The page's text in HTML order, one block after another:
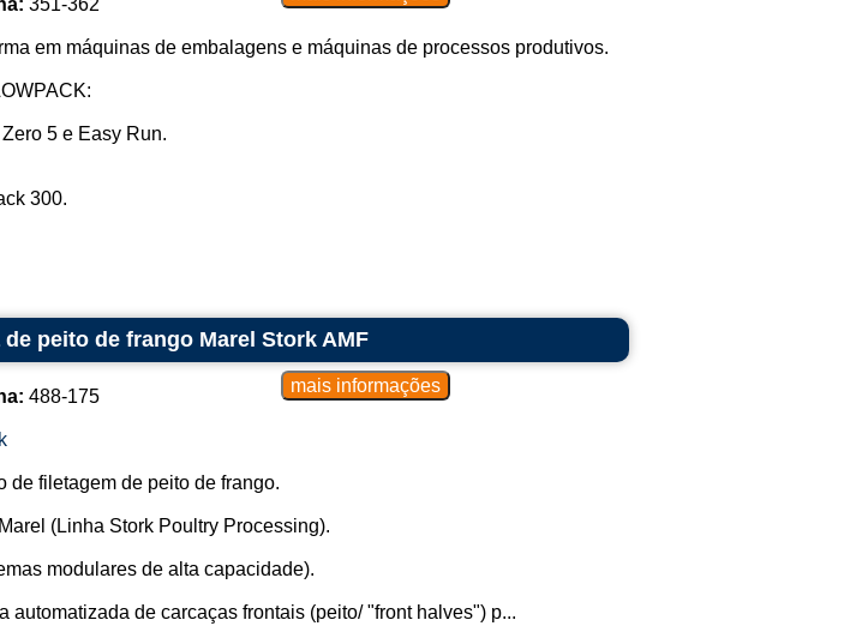
351-362
em máquinas de embalagens e máquinas de processos produtivos.
5 e Easy Run.
300.
peito de frango Marel Stork AMF
488-175
de filetagem de peito de frango.
(Linha Stork Poultry Processing).
modulares de alta capacidade).
automatizada de carcaças frontais (peito/ "front halves") p...